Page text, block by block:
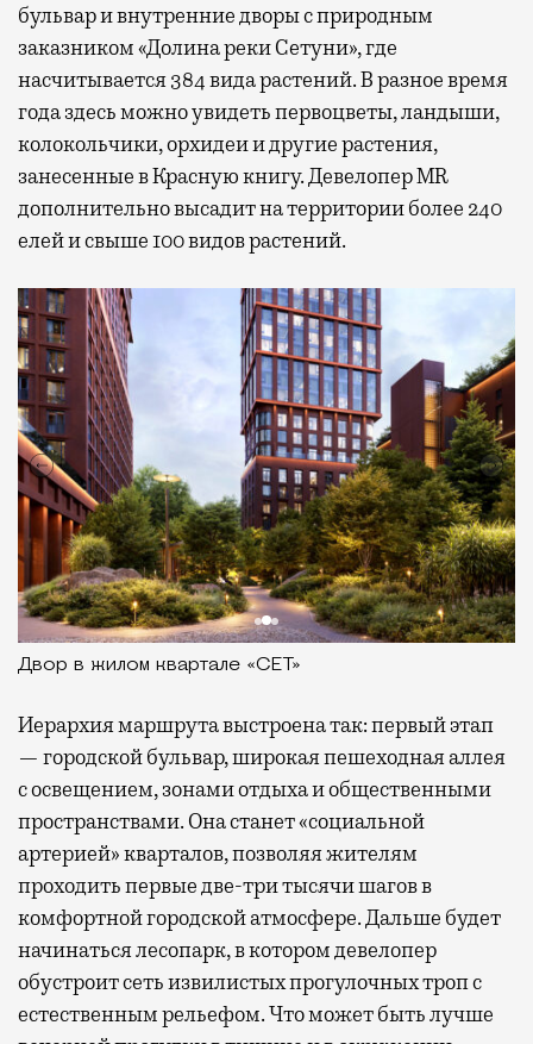
бульвар и внутренние дворы с природным
заказником «Долина реки Сетуни», где
насчитывается 384 вида растений. В разное время
года здесь можно увидеть первоцветы, ландыши,
колокольчики, орхидеи и другие растения,
занесенные в Красную книгу. Девелопер MR
дополнительно высадит на территории более 240
елей и свыше 100 видов растений.
Двор в жилом квартале «СЕТ»
Иерархия маршрута выстроена так: первый этап
— городской бульвар, широкая пешеходная аллея
с освещением, зонами отдыха и общественными
пространствами. Она станет «социальной
артерией» кварталов, позволяя жителям
проходить первые две-три тысячи шагов в
комфортной городской атмосфере. Дальше будет
начинаться лесопарк, в котором девелопер
обустроит сеть извилистых прогулочных троп с
естественным рельефом. Что может быть лучше